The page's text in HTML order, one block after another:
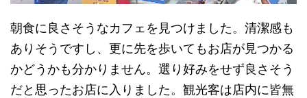
朝食に良さそうなカフェを見つけました。清潔感も
ありそうですし、更に先を歩いてもお店が見つかる
かどうかも分かりません。選り好みをせず良さそう
だと思ったお店に入りました。観光客は店内に皆無